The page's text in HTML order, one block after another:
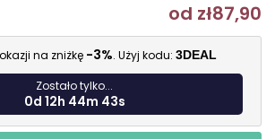
od zł87,90
na zniżkę -3%. Użyj kodu: 3DEAL
Zostało tylko...
0d 12h 44m 42s